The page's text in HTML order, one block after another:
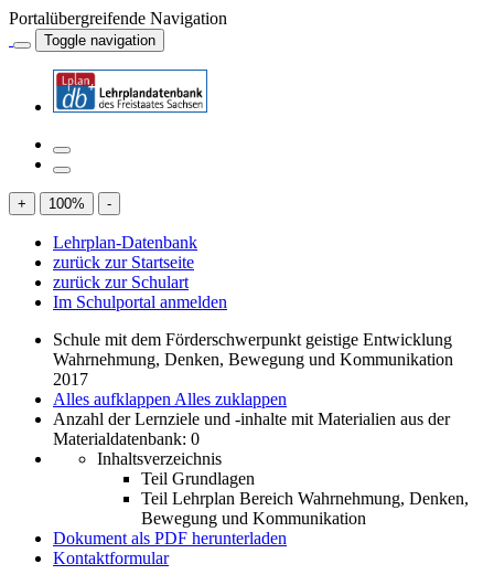
Portalübergreifende Navigation
Toggle navigation
+ 100% -
Lehrplan-Datenbank
zurück zur Startseite
zurück zur Schulart
Im Schulportal anmelden
Schule mit dem Förderschwerpunkt geistige Entwicklung
Wahrnehmung, Denken, Bewegung und Kommunikation
2017
Alles aufklappen Alles zuklappen
Anzahl der Lernziele und -inhalte mit Materialien aus der
Materialdatenbank: 0
Inhaltsverzeichnis
Teil Grundlagen
Teil Lehrplan Bereich Wahrnehmung, Denken,
Bewegung und Kommunikation
Dokument als PDF herunterladen
Kontaktformular